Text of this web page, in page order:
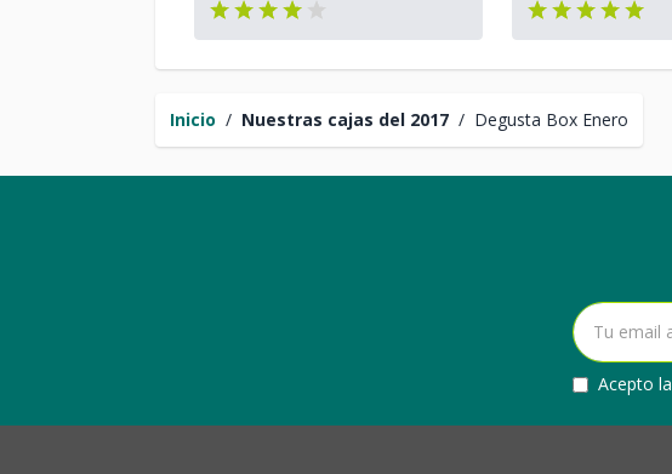
Inicio / Nuestras cajas del 2017 / Degusta Box Enero
Acepto la